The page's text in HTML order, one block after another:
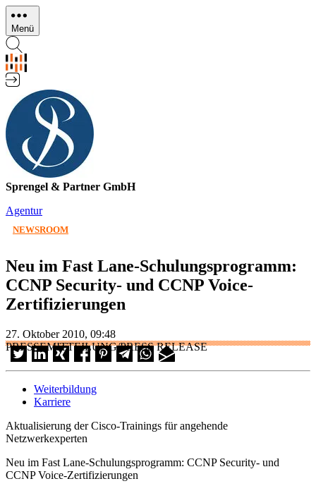
Direkt
zum
Inhalt
Menü
Sprengel & Partner GmbH
Agentur
NEWSROOM
Neu im Fast Lane-Schulungsprogramm:
CCNP Security- und CCNP Voice-
Zertifizierungen
27. Oktober 2010, 09:48
PRESSEMITTEILUNG/PRESS RELEASE
Weiterbildung
Karriere
Aktualisierung der Cisco-Trainings für angehende
Netzwerkexperten
Neu im Fast Lane-Schulungsprogramm: CCNP Security- und
CCNP Voice-Zertifizierungen